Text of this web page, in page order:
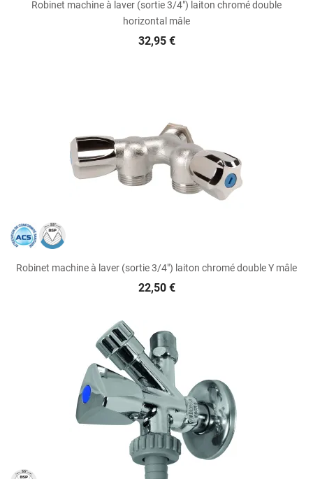
Robinet machine à laver (sortie 3/4") laiton chromé double
horizontal mâle
32,95 €
Robinet machine à laver (sortie 3/4") laiton chromé double Y mâle
22,50 €